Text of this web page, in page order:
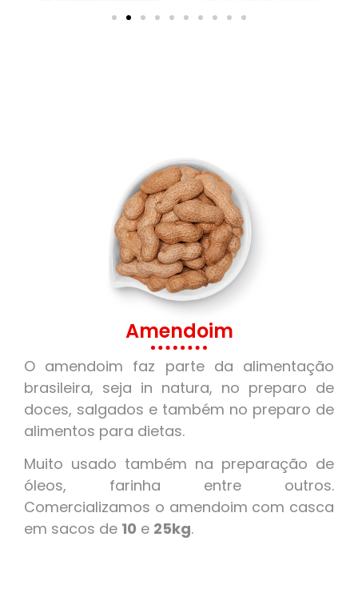
Amendoim
O amendoim faz parte da alimentação
brasileira, seja in natura, no preparo de
doces, salgados e também no preparo de
alimentos para dietas.
Muito usado também na preparação de
óleos, farinha entre outros.
Comercializamos o amendoim com casca
em sacos de 10 e 25kg.